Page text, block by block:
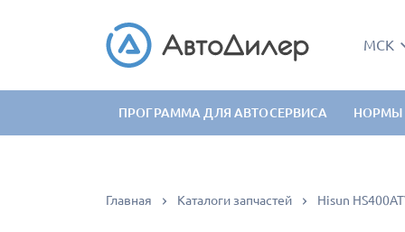
МСК
ПРОГРАММА ДЛЯ АВТОСЕРВИСА НОРМЫ
Главная Каталоги запчастей Hisun